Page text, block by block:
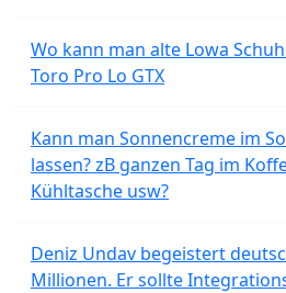
Wo kann man alte Lowa
Toro Pro Lo GTX
Kann man Sonnencreme im
lassen? zB ganzen Tag im
Kühltasche usw?
Deniz Undav begeistert
Millionen. Er sollte